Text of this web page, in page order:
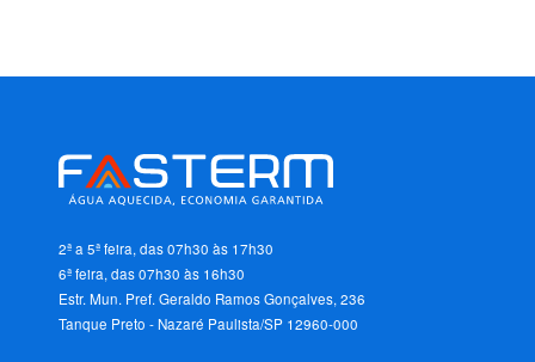
2ª a 5ª feira, das 07h30 às 17h30
6ª feira, das 07h30 às 16h30
Estr. Mun. Pref. Geraldo Ramos Gonçalves, 236
Tanque Preto - Nazaré Paulista/SP 12960-000